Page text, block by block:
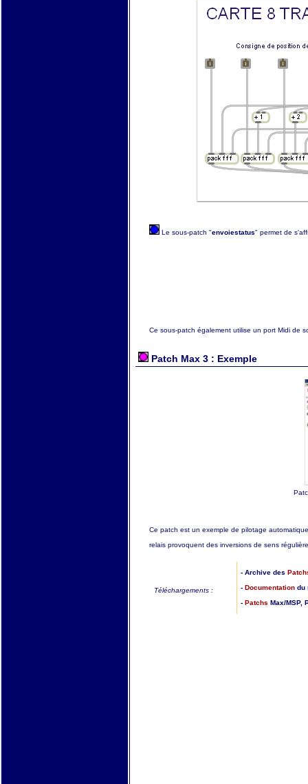
Le sous-patch "envoiestatus" permet de
Ce sous-patch également utilise un port Midi de
Patch Max 3 : Exemple
Ce patch est un exemple de pilotage
relais provoquent des inversions de sens
Téléchargements :
- Archive des
- Documentation du
- Patchs Max/MSP,